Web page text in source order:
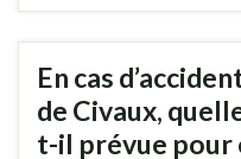
En cas
de Civaux,
t-il prévue pour